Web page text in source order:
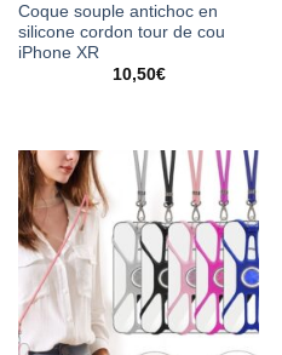
Coque souple antichoc en
silicone cordon tour de cou
iPhone XR
10,50€